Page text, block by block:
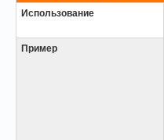
Использование
Пример